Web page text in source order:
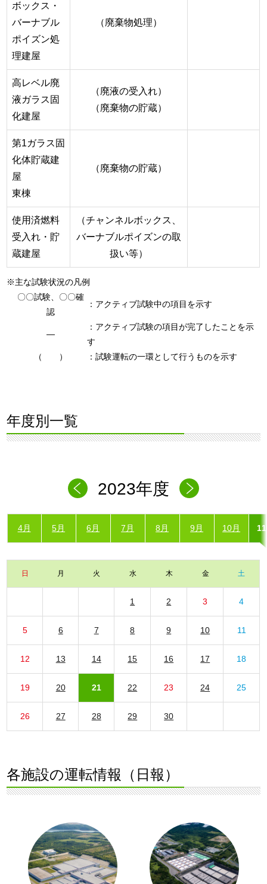
ボックス・
バーナブル
ポイズン処
理建屋
（廃棄物処理）
高レベル廃
液ガラス固
化建屋
（廃液の受入れ）
（廃棄物の貯蔵）
第1ガラス固
化体貯蔵建
屋
東棟
（廃棄物の貯蔵）
使用済燃料
受入れ・貯
蔵建屋
（チャンネルボックス、
バーナブルポイズンの取
扱い等）
※主な試験状況の凡例
〇〇試験、〇〇確
認
：アクティブ試験中の項目を示す
―
：アクティブ試験の項目が完了したことを示
す
（ ）
：試験運転の一環として行うものを示す
年度別一覧
2023年度
4月 5月 6月 7月 8月 9月 10月
日 月 火 水 木 金 土
1 2 3 4
5 6 7 8 9 10 11
12 13 14 15 16 17 18
19 20 21 22 23 24 25
26 27 28 29 30
各施設の運転情報（日報）